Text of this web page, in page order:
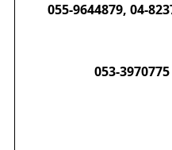
055-9644879, 04-
053-3970775